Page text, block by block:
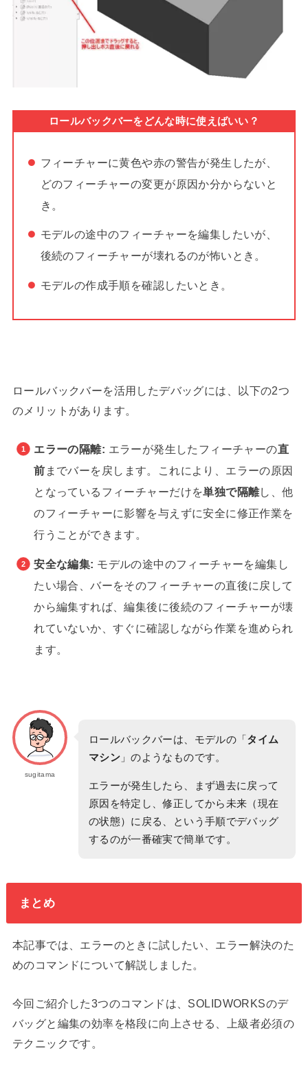
ロールバックバーをどんな時に使えばいい？
フィーチャーに黄色や赤の警告が発生したが、
どのフィーチャーの変更が原因か分からないと
き。
モデルの途中のフィーチャーを編集したいが、
後続のフィーチャーが壊れるのが怖いとき。
モデルの作成手順を確認したいとき。
ロールバックバーを活用したデバッグには、以下の2つ
のメリットがあります。
エラーの隔離: エラーが発生したフィーチャーの直
前 までバーを戻します。これにより、エラーの原因
となっているフィーチャーだけを単独で隔離し、他
のフィーチャーに影響を与えずに安全に修正作業を
行うことができます。
安全な編集: モデルの途中のフィーチャーを編集し
たい場合、バーをそのフィーチャーの直後に戻して
から編集すれば、編集後に後続のフィーチャーが壊
れていないか、すぐに確認しながら作業を進められ
ます。
sugitama
ロールバックバーは、モデルの「 タイム
マシン」のようなものです。
エラーが発生したら、まず過去に戻って
原因を特定し、修正してから未来（現在
の状態）に戻る、という手順でデバッグ
するのが一番確実で簡単です。
まとめ
本記事では、エラーのときに試したい、エラー解決のた
めのコマンドについて解説しました。
今回ご紹介した3つのコマンドは、SOLIDWORKSのデ
バッグと編集の効率を格段に向上させる、上級者必須の
テクニックです。